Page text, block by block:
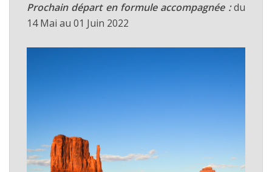
Prochain départ en formule accompagnée :du
14 Mai au 01 Juin 2022